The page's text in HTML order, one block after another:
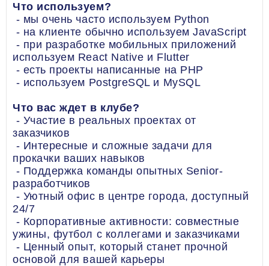
Что используем?
- мы очень часто используем Python
- на клиенте обычно используем JavaScript
- при разработке мобильных приложений
используем React Native и Flutter
- есть проекты написанные на PHP
- используем PostgreSQL и MySQL
Что вас ждет в клубе?
- Участие в реальных проектах от
заказчиков
- Интересные и сложные задачи для
прокачки ваших навыков
- Поддержка команды опытных Senior-
разработчиков
- Уютный офис в центре города, доступный
24/7
- Корпоративные активности: совместные
ужины, футбол с коллегами и заказчиками
- Ценный опыт, который станет прочной
основой для вашей карьеры